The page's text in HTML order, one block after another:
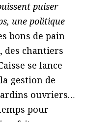
puiser
une politique
bons de pain
des chantiers
se lance
gestion de
ouvriers…
pour